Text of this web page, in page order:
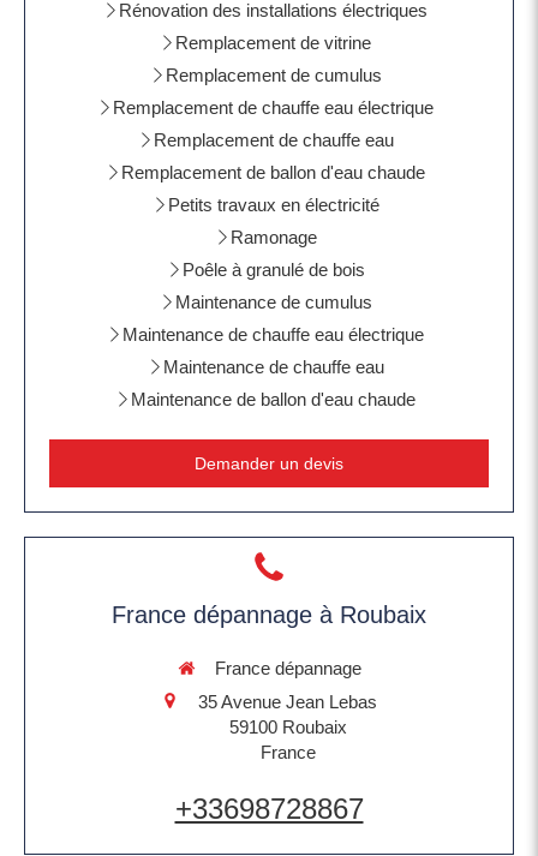
Rénovation des installations électriques
Remplacement de vitrine
Remplacement de cumulus
Remplacement de chauffe eau électrique
Remplacement de chauffe eau
Remplacement de ballon d'eau chaude
Petits travaux en électricité
Ramonage
Poêle à granulé de bois
Maintenance de cumulus
Maintenance de chauffe eau électrique
Maintenance de chauffe eau
Maintenance de ballon d'eau chaude
Demander un devis
France dépannage à Roubaix
France dépannage
35 Avenue Jean Lebas
59100 Roubaix
France
+33698728867